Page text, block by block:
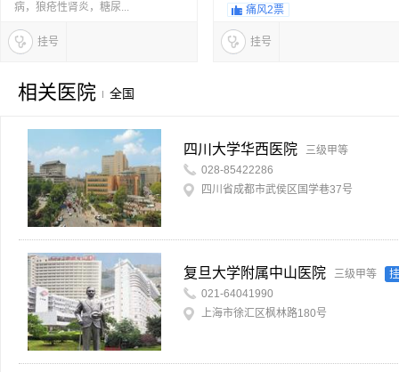
病，狼疮性肾炎，糖尿...
挂号
痛风2票
挂号
相关医院 全国
四川大学华西医院
三级甲等
028-85422286
四川省成都市武侯区国学巷37号
复旦大学附属中山医院 三级甲等
021-64041990
上海市徐汇区枫林路180号